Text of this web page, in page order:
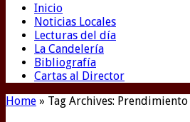
Inicio
Noticias Locales
Lecturas del día
La Candelería
Bibliografía
Cartas al Director
Home » Tag Archives: Prendimiento